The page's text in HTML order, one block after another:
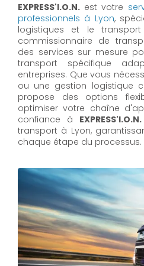
EXPRESS'I.O.N. est votre
professionnels à Lyon,
logistiques et le
commissionnaire de
des services sur mesure
transport spécifique
entreprises. Que vous
ou une gestion logistique
propose des options
optimiser votre chaîne
confiance à EXPRESS'I.O.N.
transport à Lyon,
chaque étape du processus.